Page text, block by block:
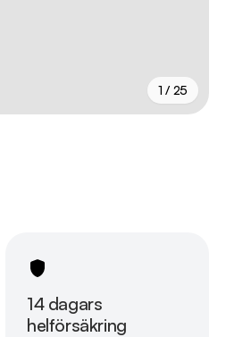
1 / 25
14 dagars
helförsäkring